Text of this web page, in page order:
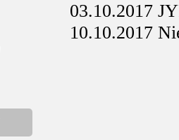
03.10.2017
10.10.2017